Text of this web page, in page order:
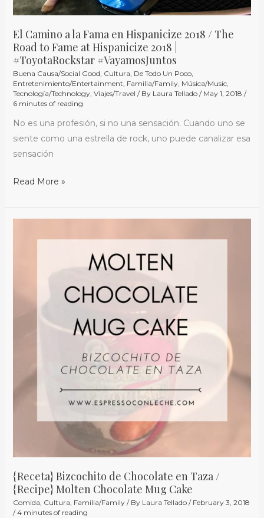
El Camino a la Fama en Hispanicize 2018 / The
Road to Fame at Hispanicize 2018 |
#ToyotaRockstar #VayamosJuntos
Buena Causa/Social Good, Cultura, De Todo Un Poco,
Entretenimiento/Entertainment, Familia/Family, Música/Music,
Tecnología/Technology, Viajes/Travel / By Laura Tellado / May 1, 2018 /
6 minutes of reading
No es una profesión, si no una sensación. Cuando uno se
siente como una estrella de rock, uno puede canalizar esa
sensación
|
#ToyotaRockstar
#VayamosJuntos
Read More »
{Receta} Bizcochito de Chocolate en Taza /
{Recipe} Molten Chocolate Mug Cake
Comida, Cultura, Familia/Family/ By Laura Tellado / February 3, 2018
/4 minutes of reading
Bizcochito
Mug